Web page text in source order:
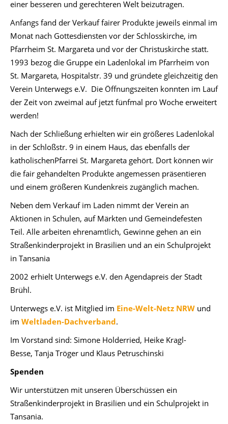
einer besseren und gerechteren Welt beizutragen.
Anfangs fand der Verkauf fairer Produkte jeweils einmal im
Monat nach Gottesdiensten vor der Schlosskirche, im
Pfarrheim St. Margareta und vor der Christuskirche statt.
1993 bezog die Gruppe ein Ladenlokal im Pfarrheim von
St. Margareta, Hospitalstr. 39 und gründete gleichzeitig den
Verein Unterwegs e.V. Die Öffnungszeiten konnten im Lauf
der Zeit von zweimal auf jetzt fünfmal pro Woche erweitert
werden!
Nach der Schließung erhielten wir ein größeres Ladenlokal
in der Schloßstr. 9 in einem Haus, das ebenfalls der
katholischenPfarrei St. Margareta gehört. Dort können wir
die fair gehandelten Produkte angemessen präsentieren
und einem größeren Kundenkreis zugänglich machen.
Neben dem Verkauf im Laden nimmt der Verein an
Aktionen in Schulen, auf Märkten und Gemeindefesten
Teil. Alle arbeiten ehrenamtlich, Gewinne gehen an ein
Straßenkinderprojekt in Brasilien und an ein Schulprojekt
in Tansania
2002 erhielt Unterwegs e.V. den Agendapreis der Stadt
Brühl.
Unterwegs e.V. ist Mitglied im Eine-Welt-Netz NRW und
im Weltladen-Dachverband.
Im Vorstand sind: Simone Holderried, Heike Kragl-
Besse, Tanja Tröger und Klaus Petruschinski
Spenden
Wir unterstützen mit unseren Überschüssen ein
Straßenkinderprojekt in Brasilien und ein Schulprojekt in
Tansania.